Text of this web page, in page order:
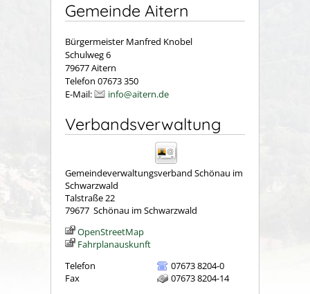
Gemeinde Aitern
Bürgermeister Manfred Knobel
Schulweg 6
79677 Aitern
Telefon 07673 350
E-Mail:
info@aitern.de
Verbandsverwaltung
Gemeindeverwaltungsverband Schönau im
Schwarzwald
Talstraße 22
79677 Schönau im Schwarzwald
OpenStreetMap
Fahrplanauskunft
Telefon
07673 8204-0
Fax
07673 8204-14